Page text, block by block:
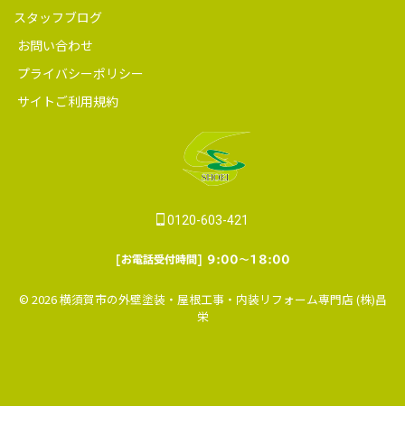
スタッフブログ
お問い合わせ
プライバシーポリシー
サイトご利用規約
0120-603-421
[お電話受付時間] 9:00～18:00
© 2026 横須賀市の外壁塗装・屋根工事・内装リフォーム専門店 (株)昌
栄